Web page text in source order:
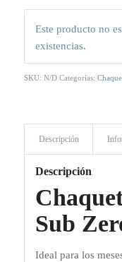
Este producto no
existencias.
SKU: N/D Categorías:
Descripción
Descripción
Sub
Ideal para los